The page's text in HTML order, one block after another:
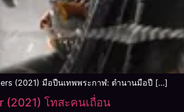
(2021) มือปืนเทพพระกาฬ: ตำนานมือปื […]
(2021) โทสะคนเถื่อน